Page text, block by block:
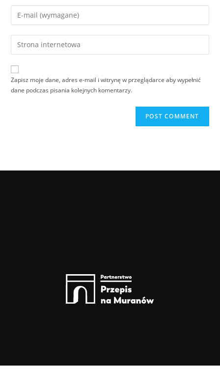
Zapisz moje dane, adres e-mail i witrynę w przeglądarce aby wypełnić
dane podczas pisania kolejnych komentarzy.